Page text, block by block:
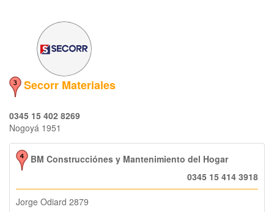
Secorr Materiales
0345 15 402 8269
Nogoyá 1951
BM Construcciónes y Mantenimiento del Hogar
0345 15 414 3918
Jorge Odiard 2879